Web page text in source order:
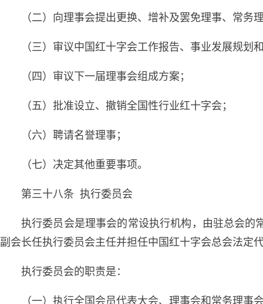
（二）向理事会提出更换、增补及罢免理事、常务
（三）审议中国红十字会工作报告、事业发展规划
（四）审议下一届理事会组成方案；
（五）批准设立、撤销全国性行业红十字会；
（六）聘请名誉理事；
（七）决定其他重要事项。
第三十八条 执行委员会
执行委员会是理事会的常设执行机构，由驻总会
副会长任执行委员会主任并担任中国红十字会总会法定
执行委员会的职责是：
（一）执行全国会员代表大会、理事会和常务理事